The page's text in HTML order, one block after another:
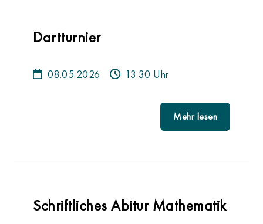
Dartturnier
08.05.2026 13:30 Uhr
Mehr lesen
Schriftliches Abitur Mathematik